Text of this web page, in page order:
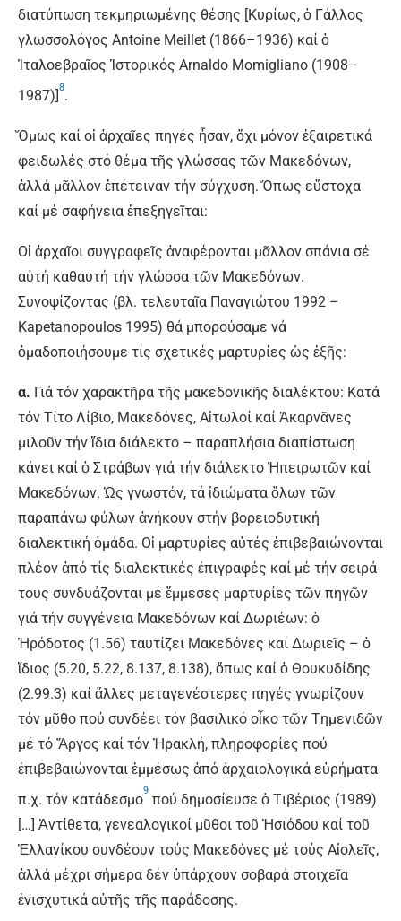
διατύπωση τεκμηριωμένης θέσης [Κυρίως, ὁ Γάλλος
γλωσσολόγος Antoine Meillet (1866–1936) καί ὁ
Ἰταλοεβραῖος Ἱστορικός Arnaldo Momigliano (1908–
1987)]
8
.
Ὅμως καί οἱ ἀρχαῖες πηγές ἦσαν, ὄχι μόνον ἐξαιρετικά
φειδωλές στό θέμα τῆς γλώσσας τῶν Μακεδόνων,
ἀλλά μᾶλλον ἐπέτειναν τήν σύγχυση. Ὅπως εὔστοχα
καί μέ σαφήνεια ἐπεξηγεῖται:
Oἱ ἀρχαῖοι συγγραφεῖς ἀναφέρονται μᾶλλον σπάνια σέ
αὐτή καθαυτή τήν γλώσσα τῶν Mακεδόνων.
Συνοψίζοντας (βλ. τελευταῖα Παναγιώτου 1992 –
Kapetanopoulos 1995) θά μπορούσαμε νά
ὁμαδοποιήσουμε τίς σχετικές μαρτυρίες ὡς ἑξῆς:
α. Γιά τόν χαρακτῆρα τῆς μακεδονικῆς διαλέκτου: Kατά
τόν Τίτο Λίβιο, Mακεδόνες, Aἰτωλοί καί Ἀκαρνᾶνες
μιλοῦν τήν ἴδια διάλεκτο – παραπλήσια διαπίστωση
κάνει καί ὁ Στράβων γιά τήν διάλεκτο Ἠπειρωτῶν καί
Mακεδόνων. Ὡς γνωστόν, τά ἰδιώματα ὅλων τῶν
παραπάνω φύλων ἀνήκουν στήν βορειοδυτική
διαλεκτική ὁμάδα. Oἱ μαρτυρίες αὐτές ἐπιβεβαιώνονται
πλέον ἀπό τίς διαλεκτικές ἐπιγραφές καί μέ τήν σειρά
τους συνδυάζονται μέ ἔμμεσες μαρτυρίες τῶν πηγῶν
γιά τήν συγγένεια Mακεδόνων καί Δωριέων: ὁ
Ἡρόδοτος (1.56) ταυτίζει Mακεδόνες καί Δωριεῖς – ὁ
ἴδιος (5.20, 5.22, 8.137, 8.138), ὅπως καί ὁ Θουκυδίδης
(2.99.3) καί ἄλλες μεταγενέστερες πηγές γνωρίζουν
τόν μῦθο πού συνδέει τόν βασιλικό οἶκο τῶν Tημενιδῶν
μέ τό Ἄργος καί τόν Ἡρακλή, πληροφορίες πού
ἐπιβεβαιώνονται ἐμμέσως ἀπό ἀρχαιολογικά εὑρήματα
π.χ. τόν κατάδεσμο
9
πού δημοσίευσε ὁ Tιβέριος (1989)
[…] Ἀντίθετα, γενεαλογικοί μῦθοι τοῦ Ἡσιόδου καί τοῦ
Ἑλλανίκου συνδέουν τούς Mακεδόνες μέ τούς Αἰολεῖς,
ἀλλά μέχρι σήμερα δέν ὑπάρχουν σοβαρά στοιχεῖα
ἐνισχυτικά αὐτῆς τῆς παράδοσης.